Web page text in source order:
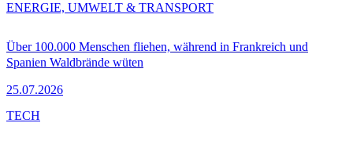
Über 100.000 Menschen fliehen, während in Frankreich und
Spanien Waldbrände wüten
25.07.2026
ENERGIE, UMWELT & TRANSPORT
TECH